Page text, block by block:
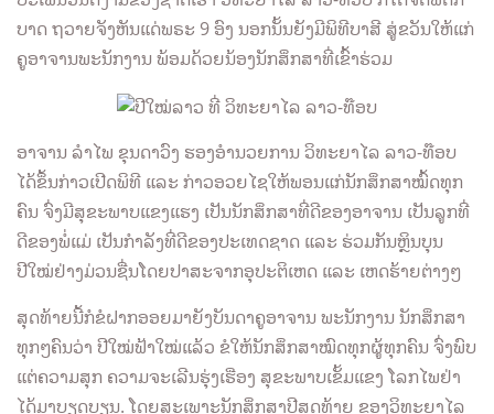
ບາດ ຖວາຍຈັງຫັນແດ່ພຣະ 9 ອົງ ນອກນັ້ນຍັງມີພິທີບາສີ ສູ່ຂວັນໃຫ້ແກ່
ຄູອາຈານພະນັກງານ ພ້ອມດ້ວຍນ້ອງນັກສຶກສາທີ່ເຂົ້າຮ່ວມ
ອາຈານ ລຳໄພ ຂຸນດາວົງ ຮອງອຳນວຍການ ວິທະຍາໄລ ລາວ-ທ໊ອບ
ໄດ້ຂຶ້ນກ່າວເປີດພິທີ ແລະ ກ່າວອວຍໄຊໃຫ້ພອນແກ່ນັກສຶກສາໝົ້ດທຸກ
ຄົນ ຈົ່ງມີສຸຂະພາບແຂງແຮງ ເປັນນັກສຶກສາທີ່ດີຂອງອາຈານ ເປັນລູກທີ່
ດີຂອງພໍ່ແມ່ ເປັນກຳລັງທີ່ດີຂອງປະເທດຊາດ ແລະ ຮ່ວມກັນຫຼິນບຸນ
ປີໃໝ່ຢ່າງມ່ວນຊື່ນໂດຍປາສະຈາກອຸປະຕິເຫດ ແລະ ເຫດຮ້າຍຕ່າງໆ
ສຸດທ້າຍນີ້ກໍຂໍຝາກອອຍມາຍັງບັນດາຄູອາຈານ ພະນັກງານ ນັກສຶກສາ
ທຸກໆຄົນວ່າ ປີໃໝ່ຟ້າໃໝ່ແລ້ວ ຂໍໃຫ້ນັກສຶກສາໝົດທຸກຜູ້ທຸກຄົນ ຈົ່ງພົບ
ແຕ່ຄວາມສຸກ ຄວາມຈະເລີນຮຸ່ງເຮືອງ ສຸຂະພາບເຂັ້ມແຂງ ໂລກໄພຢ່າ
ໄດ້ມາບຽດບຽນ. ໂດຍສະເພາະນັກສຶກສາປີສຸດທ້າຍ ຂອງວິທະຍາໄລ